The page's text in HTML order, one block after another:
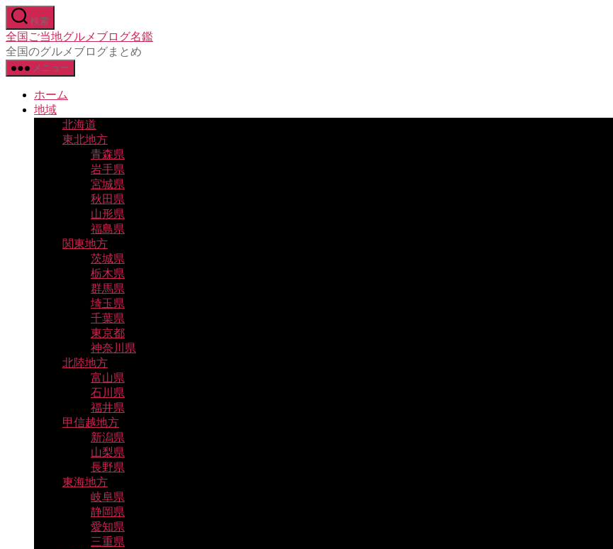
コ
ン
テ
ン
ツ
検索
全国ご当地グルメブログ名鑑
全国のグルメブログまとめ
メニュー
ホーム
地域
北海道
東北地方
青森県
岩手県
宮城県
秋田県
山形県
福島県
関東地方
茨城県
栃木県
群馬県
埼玉県
千葉県
東京都
神奈川県
北陸地方
富山県
石川県
福井県
甲信越地方
新潟県
山梨県
長野県
東海地方
岐阜県
静岡県
愛知県
三重県